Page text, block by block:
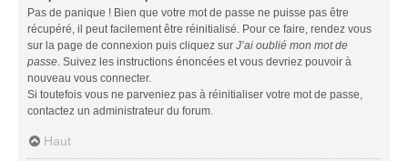
Pas de panique ! Bien que votre mot de passe ne puisse pas être
récupéré, il peut facilement être réinitialisé. Pour ce faire, rendez vous
sur la page de connexion puis cliquez sur J’ai oublié mon mot de
passe. Suivez les instructions énoncées et vous devriez pouvoir à
nouveau vous connecter.
Si toutefois vous ne parveniez pas à réinitialiser votre mot de passe,
contactez un administrateur du forum.
Haut